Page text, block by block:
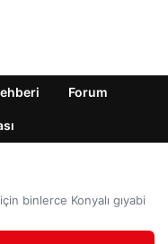
Forum
binlerce Konyalı gıyabi